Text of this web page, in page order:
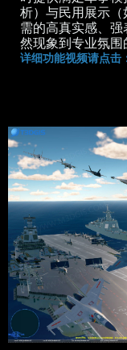
析）与民用展示
需的高真实感、
然现象到专业氛围
详细功能视频请点击